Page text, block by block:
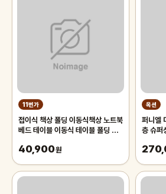
11번가
접이식 책상 폴딩 이동식책상 노트북
베드 테이블 이동식 테이블 폴딩 데
40,900원
옥션
퍼니엘
층 슈퍼
품